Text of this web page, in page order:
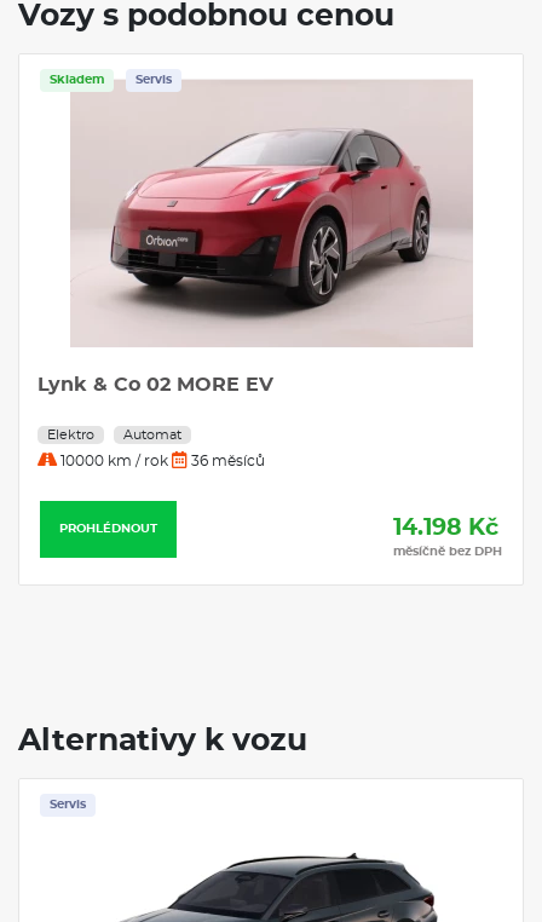
Vozy s podobnou cenou
Skladem
Peugeot RIFTER LONG ALLURE 1,5 BlueHDi
Nafta Automat
50000 km / rok 25 měsíců
PROHLÉDNOUT 14.213 Kč
měsíčně bez DPH
Alternativy k vozu
Skladem